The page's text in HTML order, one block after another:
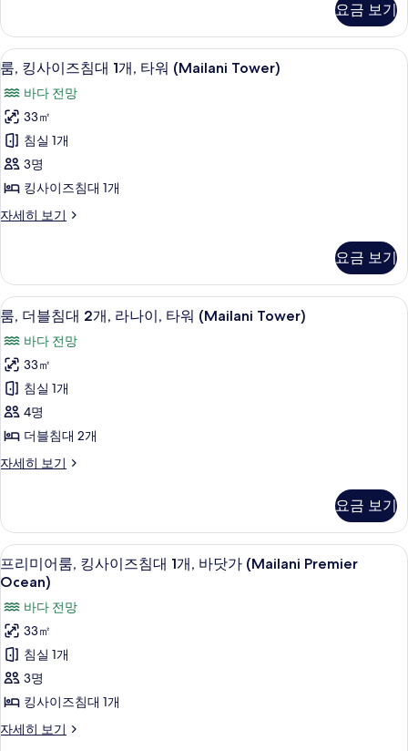
Wing)
사
진
모
두
보
기
망
(Historic
Wing)
자
세
히
보
기
1
개
및
소
파
베
드
(Prestige
Suite)
모
두
보
기
사
이
즈
침
대
개
및
소
파
베
드
세
히
보
기
요금 보기
룸,
킹
사
이
즈
침
1
타
워
(Mailani
Tower)
사
진
모
두
보
저자극성 침구, 오리/거위털 이불, 객실
6
룸, 킹사이즈침대 1개, 타워 (Mailani Tower)
바다 전망
33㎡
침실 1개
3명
킹사이즈침대 1개
자세히 보기
룸,
즈
침
대
1
개,
타
워
(Mailani
Tower)
자
세
히
요금 보기
룸,
더
블
침
대
2
개,
라
이,
타
워
(Mailani
Tower)
사
진
모
두
보
룸, 더블침대 2개, 라나이, 타워
6
룸, 더블침대 2개, 라나이, 타워 (Mailani Tower)
바다 전망
33㎡
침실 1개
4명
더블침대 2개
자세히 보기
룸,
대
개,
라
이,
타
워
(Mailani
Tower)
세
히
보
요금 보기
프
리
미
어
룸,
킹
사
이
저자극성 침구, 오리/거위털 이불, 객실
7
프리미어룸, 킹사이즈침대 1개, 바닷가 (Mailani Premier
Ocean)
바다 전망
33㎡
침실 1개
3명
킹사이즈침대 1개
자세히 보기
프